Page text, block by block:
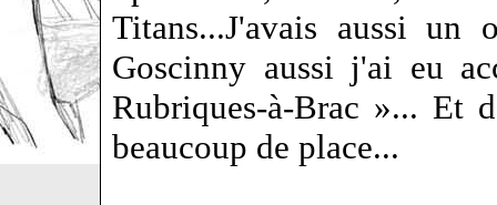
Titans...J'avais aussi
Goscinny aussi j'ai eu
Rubriques-à-Brac »... Et
beaucoup de place...